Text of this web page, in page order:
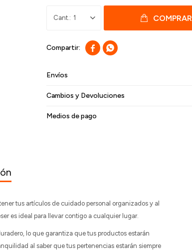
1 COMPRAR
 
Envíos
Cambios y Devoluciones
Medios de pago
tus artículos de cuidado personal organizados y al
es ideal para llevar contigo a cualquier lugar.
lo que garantiza que tus productos estarán
al saber que tus pertenencias estarán siempre